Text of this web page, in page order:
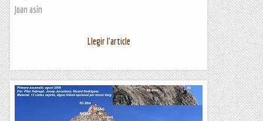
Joan asín
Llegir l'article